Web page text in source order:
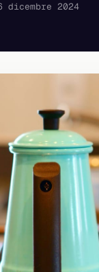
dicembre 2024